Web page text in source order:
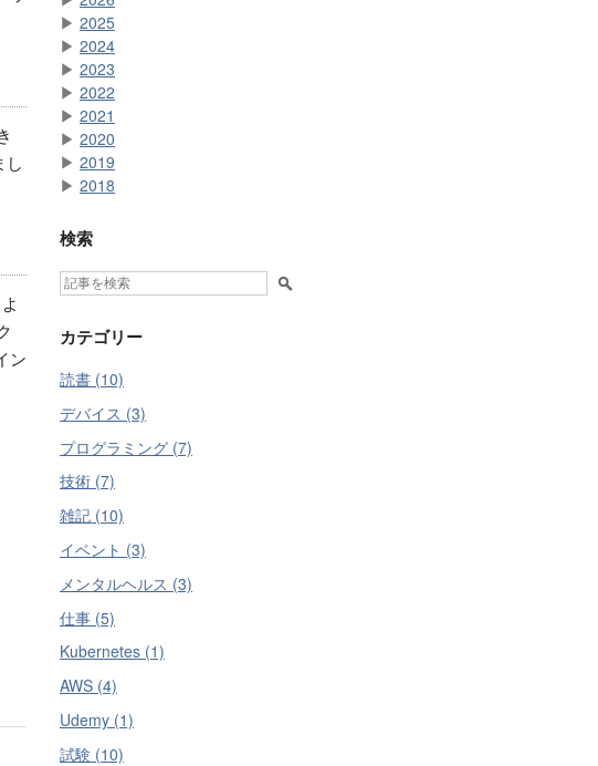
し
ン
▶ 2025
▶ 2024
▶ 2023
▶ 2022
▶ 2021
▶ 2020
▶ 2019
▶ 2018
検索
カテゴリー
読書 (10)
デバイス (3)
プログラミング (7)
技術 (7)
雑記 (10)
イベント (3)
メンタルヘルス (3)
仕事 (5)
Kubernetes (1)
AWS (4)
Udemy (1)
試験 (10)